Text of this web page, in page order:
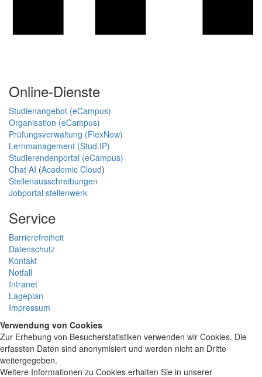
Online-Dienste
Studienangebot (eCampus)
Organisation (eCampus)
Prüfungsverwaltung (FlexNow)
Lernmanagement (Stud.IP)
Studierendenportal (eCampus)
Chat AI (Academic Cloud)
Stellenausschreibungen
Jobportal stellenwerk
Service
Barrierefreiheit
Datenschutz
Kontakt
Notfall
Intranet
Lageplan
Impressum
Verwendung von Cookies
Zur Erhebung von Besucherstatistiken verwenden wir Cookies. Die
erfassten Daten sind anonymisiert und werden nicht an Dritte
weitergegeben.
Weitere Informationen zu Cookies erhalten Sie in unserer